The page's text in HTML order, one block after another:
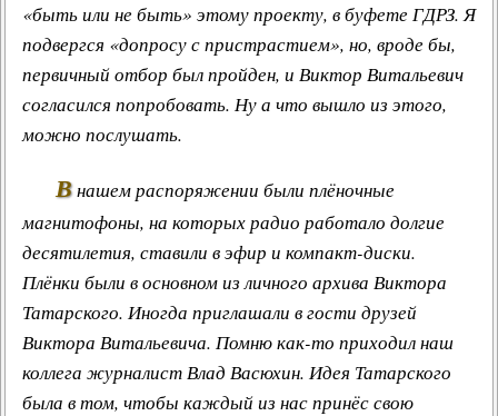
«быть или не быть» этому проекту, в буфетеГДРЗ. Я
подвергся «допросу с пристрастием», но, вроде бы,
первичный отбор был пройден, и Виктор Витальевич
согласился попробовать. Ну а что вышло из этого,
можно послушать.
Внашем распоряжении были плёночные
магнитофоны, на которых радио работало долгие
десятилетия, ставили в эфир и компакт-диски.
Плёнки были в основном из личного архива Виктора
Татарского. Иногда приглашали в гости друзей
Виктора Витальевича. Помню как-то приходил наш
коллега журналистВлад Васюхин. Идея Татарского
была в том, чтобы каждый из нас принёс свою